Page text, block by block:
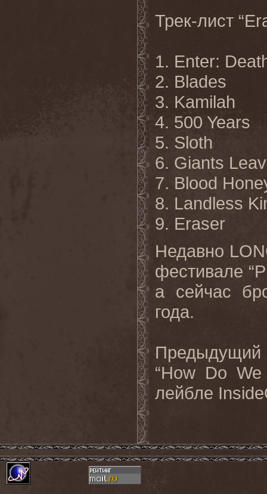
Трек-лист
1. Enter:
2. Blades
3. Kamilah
4. 500 Years
5. Sloth
6. Giants
7. Blood
8. Landless
9. Eraser
Недавно
фестивале “
а сейчас
года.
Предыдущий
“How Do
лейбле